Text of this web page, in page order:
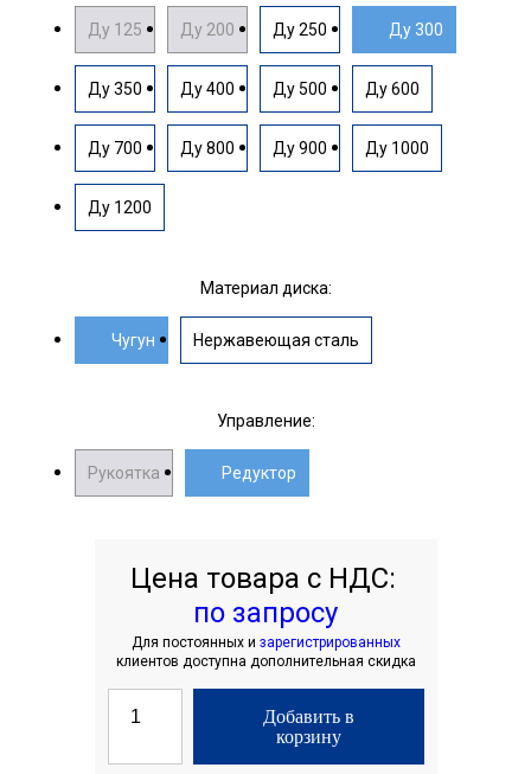
Ду 125 Ду 200 Ду 250 Ду 300
Ду 350 Ду 400 Ду 500 Ду 600
Ду 700 Ду 800 Ду 900 Ду 1000
Ду 1200
Материал диска:
Чугун Нержавеющая сталь
Управление:
Рукоятка Редуктор
Цена товара с НДС:
по запросу
Для постоянных и зарегистрированных
клиентов доступна дополнительная скидка
Добавить в
корзину